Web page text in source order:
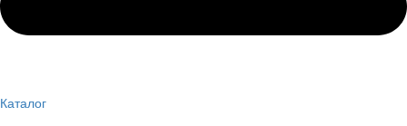
Каталог